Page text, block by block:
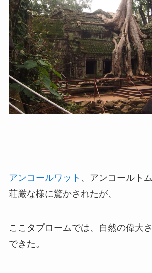
アンコールワット 、アンコールト
荘厳な様に驚かされたが、
ここタプロームでは、自然の偉大
できた。